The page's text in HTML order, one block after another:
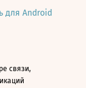
для Android
связи,